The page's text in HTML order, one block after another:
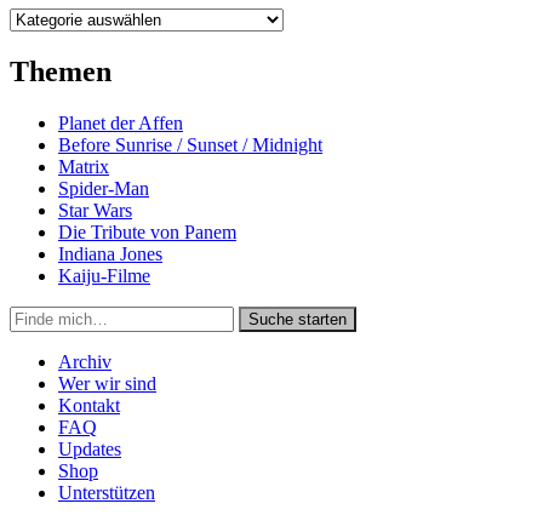
Kategorien
Themen
Planet der Affen
Before Sunrise / Sunset / Midnight
Matrix
Spider-Man
Star Wars
Die Tribute von Panem
Indiana Jones
Kaiju-Filme
Suche
in
https://secondunit-
podcast.de/
Suche starten
Archiv
Wer wir sind
Kontakt
FAQ
Updates
Shop
Unterstützen